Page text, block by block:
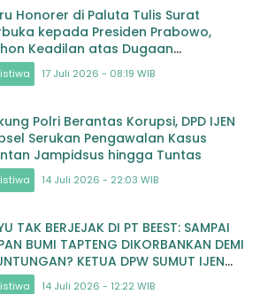
Honorer di Paluta Tulis Surat
kepada Presiden Prabowo,
Keadilan atas Dugaan
17 Juli 2026 - 08:19 WIB
Polri Berantas Korupsi, DPD IJEN
Serukan Pengawalan Kasus
Jampidsus hingga Tuntas
14 Juli 2026 - 22:03 WIB
TAK BERJEJAK DI PT BEEST: SAMPAI
BUMI TAPTENG DIKORBANKAN DEMI
KETUA DPW SUMUT IJEN
APH TINDAK TEGA
14 Juli 2026 - 12:22 WIB